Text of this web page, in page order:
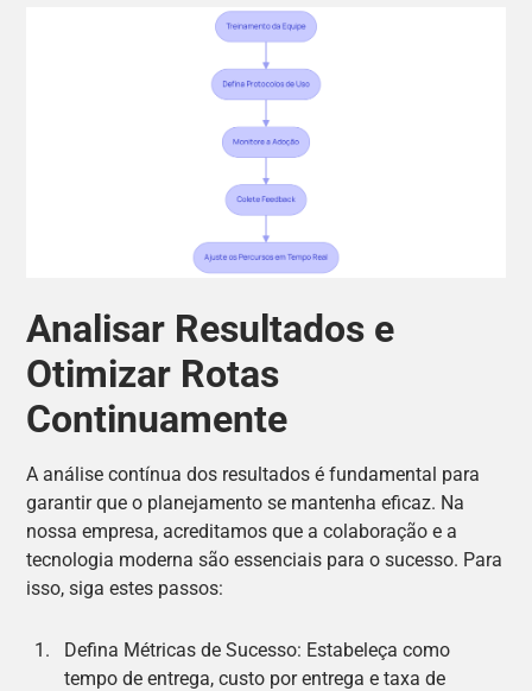
Analisar Resultados e
Otimizar Rotas
Continuamente
A análise contínua dos resultados é fundamental para
garantir que o planejamento se mantenha eficaz. Na
nossa empresa, acreditamos que a colaboração e a
tecnologia moderna são essenciais para o sucesso. Para
isso, siga estes passos:
Defina Métricas de Sucesso: Estabeleça como
tempo de entrega, custo por entrega e taxa de